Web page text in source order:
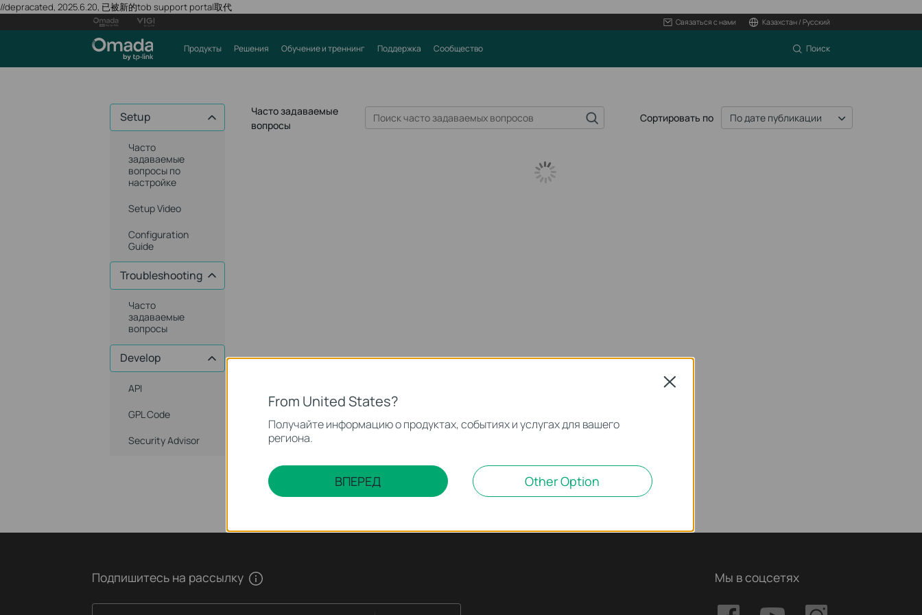
//depracated, 2025.6.20, 已被新的tob support portal取代
Связаться с нами Казахстан / Русский
Продукты Решения Обучение и треннинг Поддержка Сообщество Поиск
Setup
Часто
задаваемые
вопросы по
настройке
Setup Video
Configuration
Guide
Troubleshooting
Часто
задаваемые
вопросы
Develop
API
GPL Code
Security Advisor
Часто задаваемые
вопросы
Сортировать по По дате публикации
Подпишитесь на рассылку Мы в соцсетях
From United States?
Получайте информацию о продуктах, событиях и услугах для вашего
региона.
ВПЕРЕД Other Option
Close